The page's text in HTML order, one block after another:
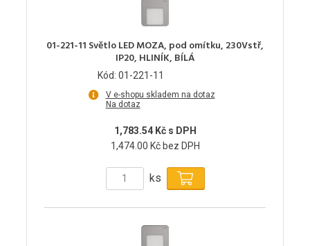
01-221-11 Světlo LED MOZA, pod omítku, 230Vstř,
IP20, HLINÍK, BÍLÁ
Kód: 01-221-11
V e-shopu skladem na dotaz
Na dotaz
1,783.54 Kč s DPH
1,474.00 Kč bez DPH
ks